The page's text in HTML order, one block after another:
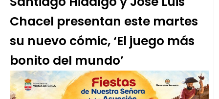
Chacel presentan este martes
su nuevo cómic, ‘El juego más
bonito del mundo’